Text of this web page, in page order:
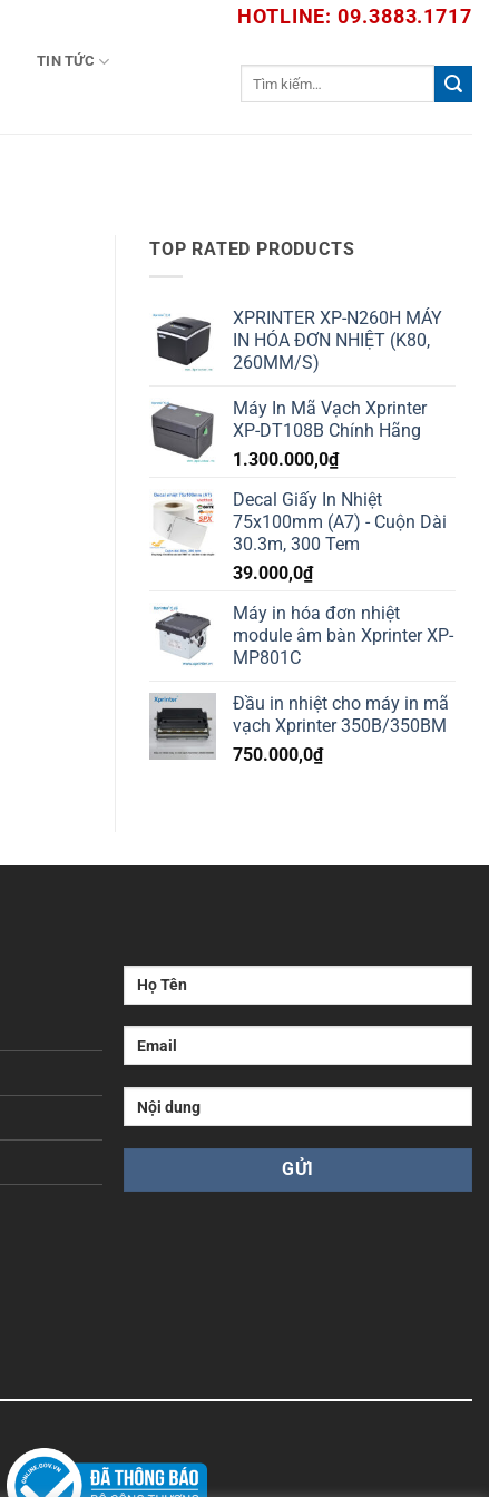
HOTLINE: 09.3883.1717
TIN TỨC
TOP RATED PRODUCTS
XPRINTER XP-N260H MÁY
IN HÓA ĐƠN NHIỆT (K80,
260MM/S)
Máy In Mã Vạch Xprinter
XP-DT108B Chính Hãng
1.300.000,0₫
Decal Giấy In Nhiệt
75x100mm (A7) - Cuộn Dài
30.3m, 300 Tem
39.000,0₫
Máy in hóa đơn nhiệt
module âm bàn Xprinter XP-
MP801C
Đầu in nhiệt cho máy in mã
vạch Xprinter 350B/350BM
750.000,0₫